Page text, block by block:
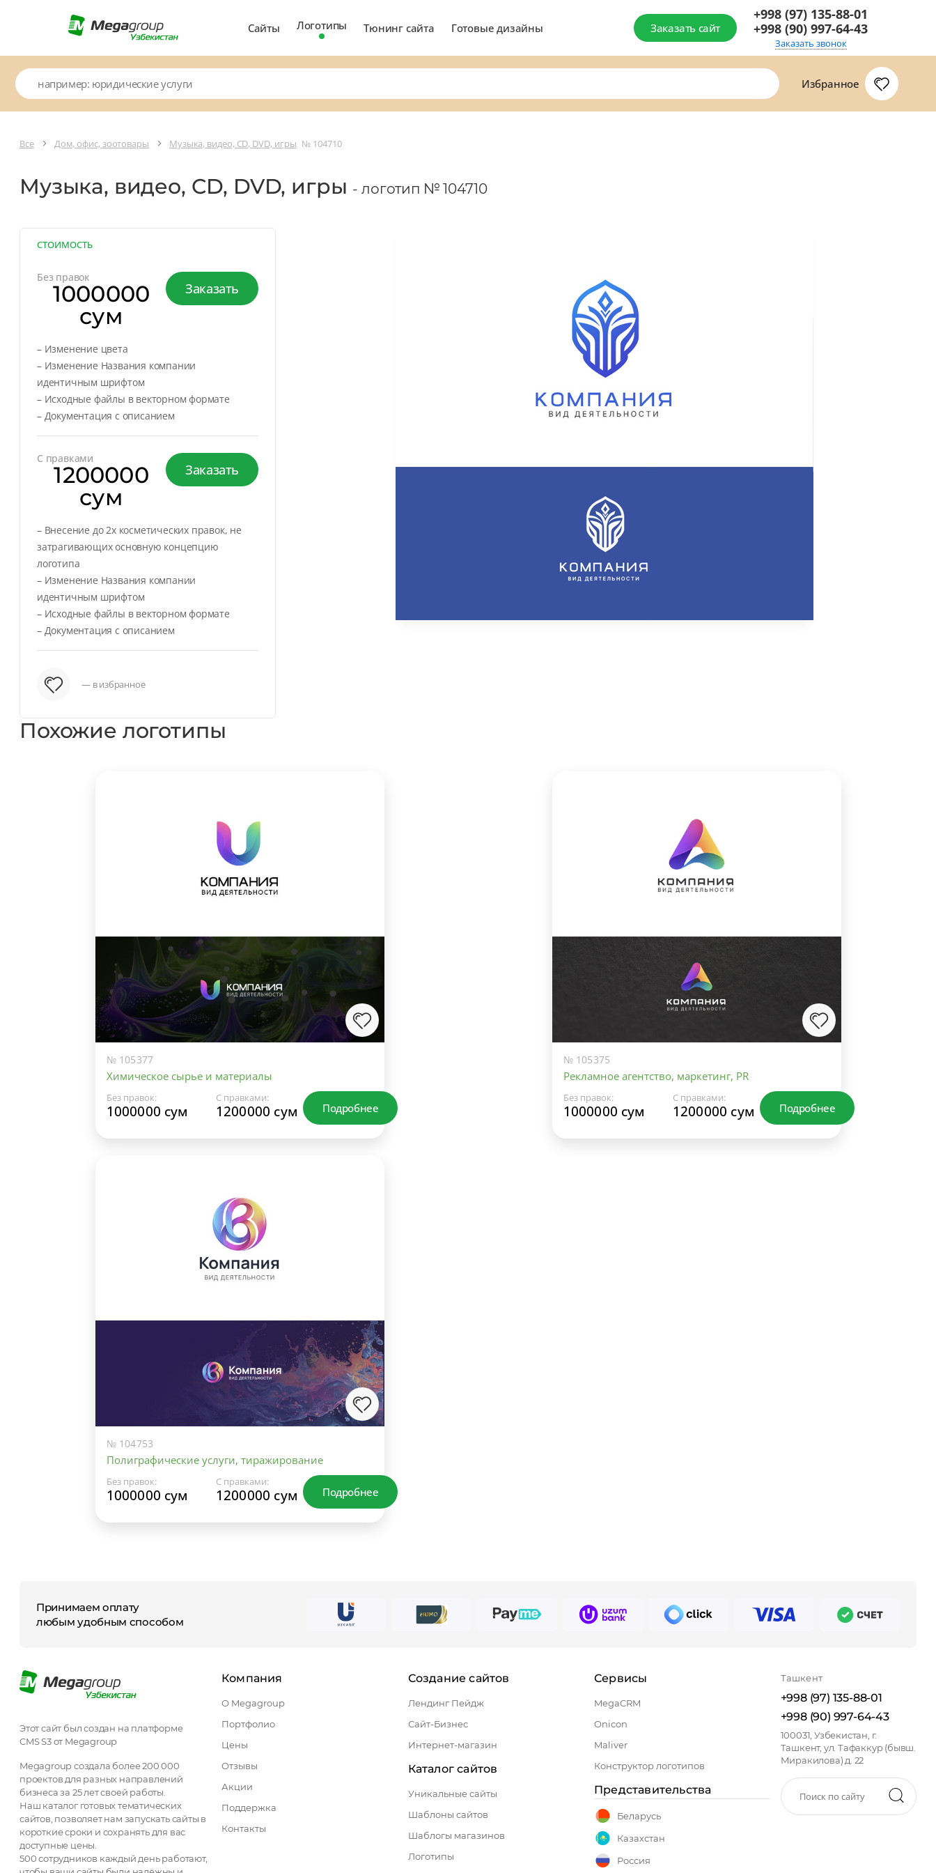
Сайты Логотипы Тюнинг сайта Готовые дизайны Заказать сайт
+998 (97) 135-88-01
+998 (90) 997-64-43
Заказать звонок
Избранное
Все Дом, офис, зоотовары Музыка, видео, CD, DVD, игры № 104710
Музыка, видео, CD, DVD, игры - логотип № 104710
СТОИМОСТЬ
Без правок
1000000
сум
Заказать
– Изменение цвета
– Изменение Названия компании
идентичным шрифтом
– Исходные файлы в векторном формате
– Документация с описанием
С правками
1200000
сум
Заказать
– Внесение до 2х косметических правок, не
затрагивающих основную концепцию
логотипа
– Изменение Названия компании
идентичным шрифтом
– Исходные файлы в векторном формате
– Документация с описанием
— в избранное
Похожие логотипы
№ 105377
Химическое сырье и материалы
Без правок:
1000000 сум
С правками:
1200000 сум Подробнее
№ 105375
Рекламное агентство, маркетинг, PR
Без правок:
1000000 сум
С правками:
1200000 сум Подробнее
№ 104753
Полиграфические услуги, тиражирование
Без правок:
1000000 сум
С правками:
1200000 сум Подробнее
Принимаем оплату
любым удобным способом
Megagroup создала более 200 000
проектов для разных направлений
бизнеса за 25 лет своей работы.
Наш каталог готовых тематических
сайтов, позволяет нам запускать сайты в
короткие сроки и сохранять для вас
доступные цены.
500 сотрудников каждый день работают,
Этот сайт был создан на платформе
CMS S3 от Megagroup
Компания
О Megagroup
Портфолио
Цены
Отзывы
Акции
Поддержка
Контакты
Создание сайтов
Лендинг Пейдж
Сайт-Бизнес
Интернет-магазин
Каталог сайтов
Уникальные сайты
Шаблоны сайтов
Шаблогы магазинов
Логотипы
Сервисы
MegaCRM
Onicon
Maliver
Конструктор логотипов
Представительства
Беларусь
Казахстан
Россия
Ташкент
+998 (97) 135-88-01
+998 (90) 997-64-43
100031, Узбекистан, г.
Ташкент, ул. Тафаккур (бывш.
Миракилова) д. 22